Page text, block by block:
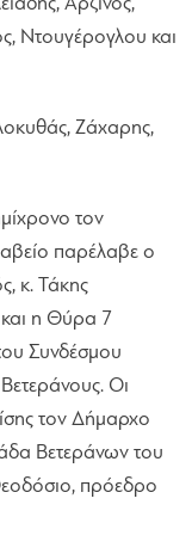
Ντουγέρογλου και
Ζάχαρης,
τον
παρέλαβε ο
κ. Τάκης
η Θύρα 7
Συνδέσμου
Οι
τον Δήμαρχο
Βετεράνων του
πρόεδρο